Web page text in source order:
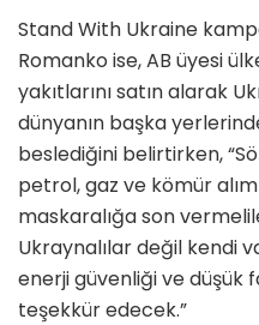
Stand With Ukraine
Romanko ise, AB üyesi
yakıtlarını satın alarak
dünyanın başka
beslediğini belirtirken,
petrol, gaz ve kömür
maskaralığa son
Ukraynalılar değil kendi
enerji güvenliği ve düşük
teşekkür edecek.”